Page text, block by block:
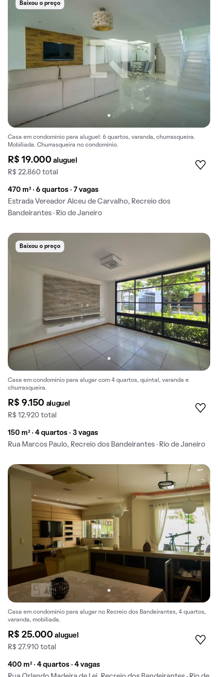
Baixou o preço
Casa em condomínio para aluguel: 6 quartos, varanda, churrasqueira.
Mobiliada. Churrasqueira no condomínio.
R$ 19.000aluguel
R$ 22.860 total
470 m² · 6 quartos · 7 vagas
Estrada Vereador Alceu de Carvalho, Recreio dos
Bandeirantes · Rio de Janeiro
Baixou o preço
Casa em condomínio para alugar com 4 quartos, quintal, varanda e
churrasqueira.
R$ 9.150 aluguel
R$ 12.920 total
150 m² · 4 quartos · 3 vagas
Rua Marcos Paulo, Recreio dos Bandeirantes · Rio de Janeiro
Casa em condomínio para alugar no Recreio dos Bandeirantes, 4 quartos,
varanda, mobiliada.
R$ 25.000aluguel
R$ 27.910 total
400 m² · 4 quartos · 4 vagas